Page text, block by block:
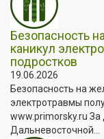
Безопасность
каникул
подростков
19.06.2026
Безопасность на
электротравмы
www.primorsky.ru За
Дальневосточной...